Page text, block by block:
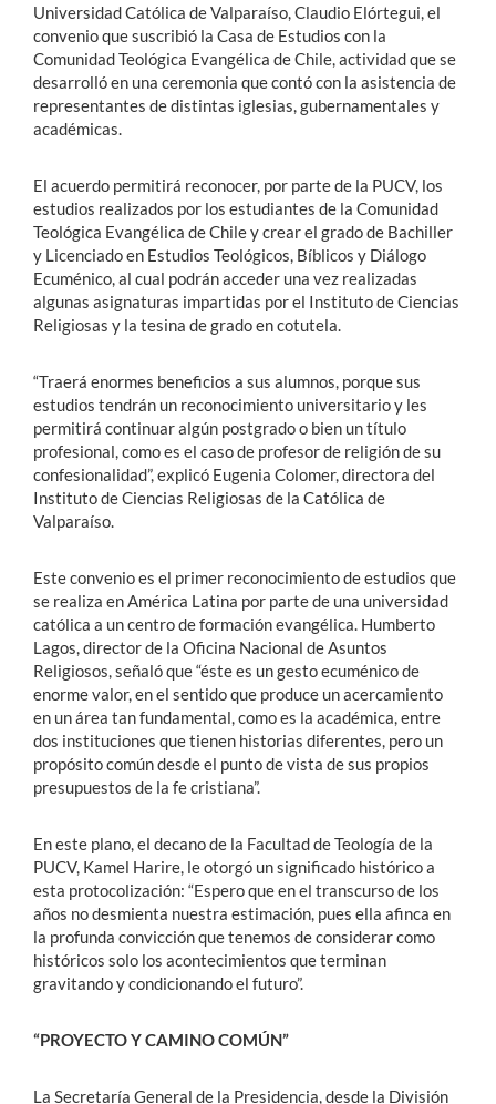
Universidad Católica de Valparaíso, Claudio Elórtegui, el
convenio que suscribió la Casa de Estudios con la
Comunidad Teológica Evangélica de Chile, actividad que se
desarrolló en una ceremonia que contó con la asistencia de
representantes de distintas iglesias, gubernamentales y
académicas.
El acuerdo permitirá reconocer, por parte de la PUCV, los
estudios realizados por los estudiantes de la Comunidad
Teológica Evangélica de Chile y crear el grado de Bachiller
y Licenciado en Estudios Teológicos, Bíblicos y Diálogo
Ecuménico, al cual podrán acceder una vez realizadas
algunas asignaturas impartidas por el Instituto de Ciencias
Religiosas y la tesina de grado en cotutela.
“Traerá enormes beneficios a sus alumnos, porque sus
estudios tendrán un reconocimiento universitario y les
permitirá continuar algún postgrado o bien un título
profesional, como es el caso de profesor de religión de su
confesionalidad”, explicó Eugenia Colomer, directora del
Instituto de Ciencias Religiosas de la Católica de
Valparaíso.
Este convenio es el primer reconocimiento de estudios que
se realiza en América Latina por parte de una universidad
católica a un centro de formación evangélica. Humberto
Lagos, director de la Oficina Nacional de Asuntos
Religiosos, señaló que “éste es un gesto ecuménico de
enorme valor, en el sentido que produce un acercamiento
en un área tan fundamental, como es la académica, entre
dos instituciones que tienen historias diferentes, pero un
propósito común desde el punto de vista de sus propios
presupuestos de la fe cristiana”.
En este plano, el decano de la Facultad de Teología de la
PUCV, Kamel Harire, le otorgó un significado histórico a
esta protocolización: “Espero que en el transcurso de los
años no desmienta nuestra estimación, pues ella afinca en
la profunda convicción que tenemos de considerar como
históricos solo los acontecimientos que terminan
gravitando y condicionando el futuro”.
“PROYECTO Y CAMINO COMÚN”
La Secretaría General de la Presidencia, desde la División